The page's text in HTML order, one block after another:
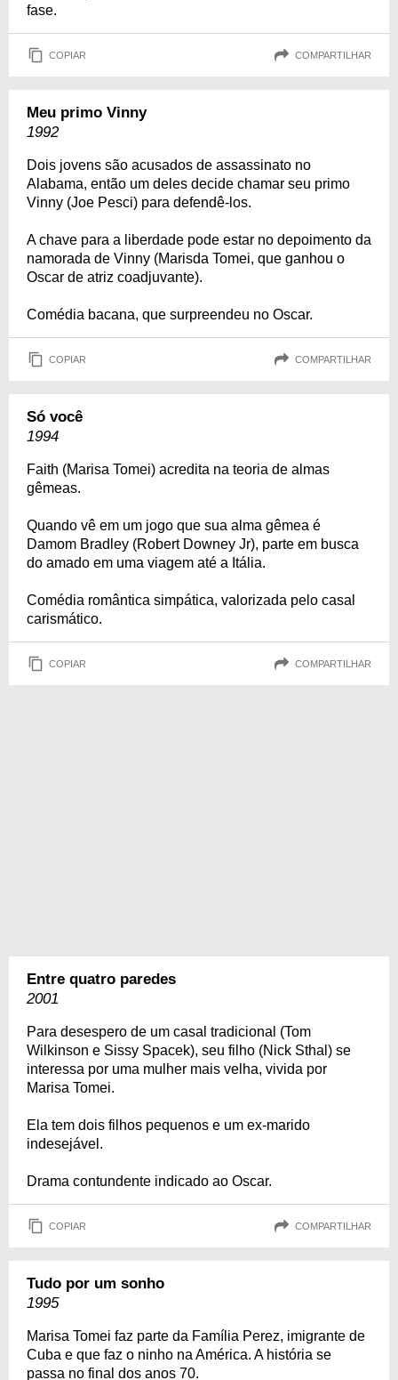
fase.
COPIAR COMPARTILHAR
Meu primo Vinny
1992
Dois jovens são acusados de assassinato no
Alabama, então um deles decide chamar seu primo
Vinny (Joe Pesci) para defendê-los.
A chave para a liberdade pode estar no depoimento da
namorada de Vinny (Marisda Tomei, que ganhou o
Oscar de atriz coadjuvante).
Comédia bacana, que surpreendeu no Oscar.
COPIAR COMPARTILHAR
Só você
1994
Faith (Marisa Tomei) acredita na teoria de almas
gêmeas.
Quando vê em um jogo que sua alma gêmea é
Damom Bradley (Robert Downey Jr), parte em busca
do amado em uma viagem até a Itália.
Comédia romântica simpática, valorizada pelo casal
carismático.
COPIAR COMPARTILHAR
Entre quatro paredes
2001
Para desespero de um casal tradicional (Tom
Wilkinson e Sissy Spacek), seu filho (Nick Sthal) se
interessa por uma mulher mais velha, vivida por
Marisa Tomei.
Ela tem dois filhos pequenos e um ex-marido
indesejável.
Drama contundente indicado ao Oscar.
COPIAR COMPARTILHAR
Tudo por um sonho
1995
Marisa Tomei faz parte da Família Perez, imigrante de
Cuba e que faz o ninho na América. A história se
passa no final dos anos 70.